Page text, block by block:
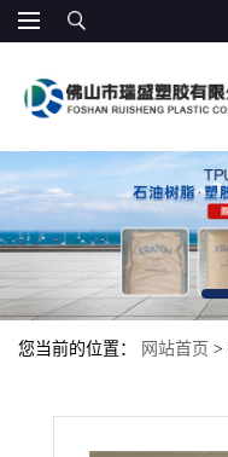
您当前的位置： 网站首页 >